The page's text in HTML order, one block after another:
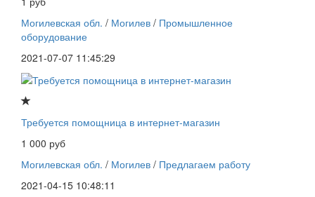
Могилевская обл. / Могилев / Промышленное
оборудование
2021-07-07 11:45:29
Требуется помощница в интернет-магазин
1 000 руб
Могилевская обл. / Могилев / Предлагаем работу
2021-04-15 10:48:11